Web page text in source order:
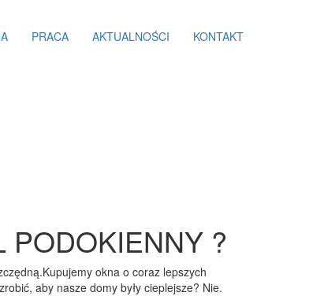
PRACA AKTUALNOŚCI KONTAKT
PODOKIENNY ?
okna o coraz lepszych
aby nasze domy były cieplejsze? Nie.